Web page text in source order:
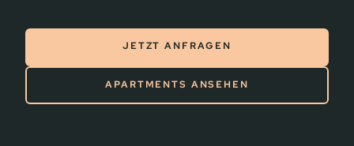
JETZT ANFRAGEN
APARTMENTS ANSEHEN